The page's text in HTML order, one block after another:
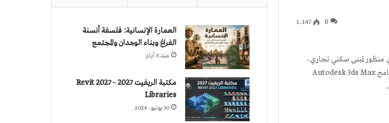
0 1٬147
لمبنى سكني تجاري،
نُفِّذ التصميم مباشرةً باستخدام برنامج Autodesk 3ds Max
العمارة الإنسانية: فلسفة أنسنة
الفراغ وبناء الوجدان والمجتمع
منذ 5 أيام
مكتبة الريفيت 2027 – Revit 2027
Libraries
30 يونيو، 2026